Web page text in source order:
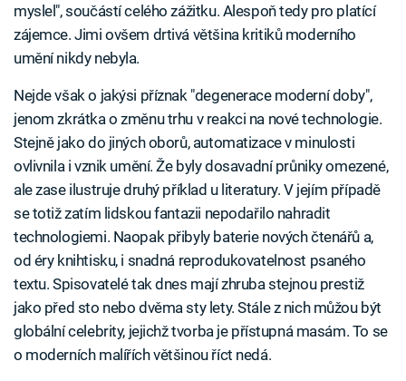
myslel", součástí celého zážitku. Alespoň tedy pro platící
zájemce. Jimi ovšem drtivá většina kritiků moderního
umění nikdy nebyla.
Nejde však o jakýsi příznak "degenerace moderní doby",
jenom zkrátka o změnu trhu v reakci na nové technologie.
Stejně jako do jiných oborů, automatizace v minulosti
ovlivnila i vznik umění. Že byly dosavadní průniky omezené,
ale zase ilustruje druhý příklad u literatury. V jejím případě
se totiž zatím lidskou fantazii nepodařilo nahradit
technologiemi. Naopak přibyly baterie nových čtenářů a,
od éry knihtisku, i snadná reprodukovatelnost psaného
textu. Spisovatelé tak dnes mají zhruba stejnou prestiž
jako před sto nebo dvěma sty lety. Stále z nich můžou být
globální celebrity, jejichž tvorba je přístupná masám. To se
o moderních malířích většinou říct nedá.